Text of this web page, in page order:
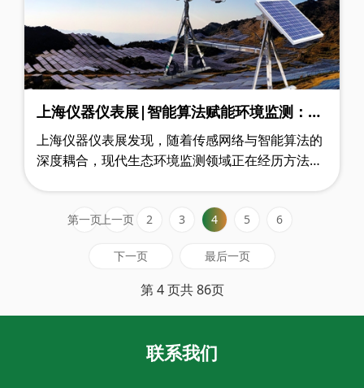
上海仪器仪表展|智能算法赋能环境监测：从
多元感知到精准决策的范式变革
上海仪器仪表展发现，随着传感网络与智能算法的
深度耦合，现代生态环境监测领域正在经历方法论
限性，已难以满足当代环境治理对实时性、精准性
第一页上一页 2 3 4 5 6
下一页 最后一页
第 4 页共 86页
联系我们